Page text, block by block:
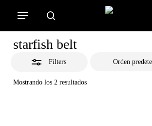
main
content
search
Menu
Cart
starfish belt
Filters
Mostrando los 2 resultados